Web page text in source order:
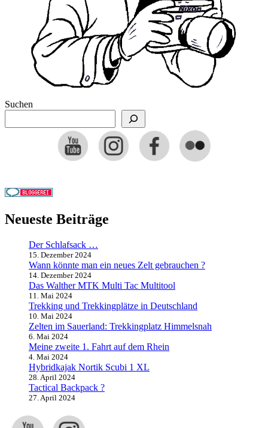
Suchen
Neueste Beiträge
Der Schlafsack …
15. Dezember 2024
Wann könnte man ein neues Zelt gebrauchen ?
14. Dezember 2024
Das Walther MTK Multi Tac Multitool
11. Mai 2024
Trekking und Trekkingplätze in Deutschland
10. Mai 2024
Zelten im Sauerland: Trekkingplatz Himmelsnah
6. Mai 2024
Meine zweite 1. Fahrt auf dem Rhein
4. Mai 2024
Hybridkajak Nortik Scubi 1 XL
28. April 2024
Tactical Backpack ?
27. April 2024